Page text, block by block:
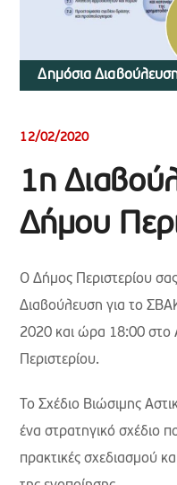
Δημόσια
12/02/2020
1η
Δήμου
Ο Δήμος Περιστερίου
Διαβούλευση για το
2020 και ώρα 18:00 στο
Περιστερίου.
Το Σχέδιο Βιώσιμης
ένα στρατηγικό σχέδιο
πρακτικές σχεδιασμού